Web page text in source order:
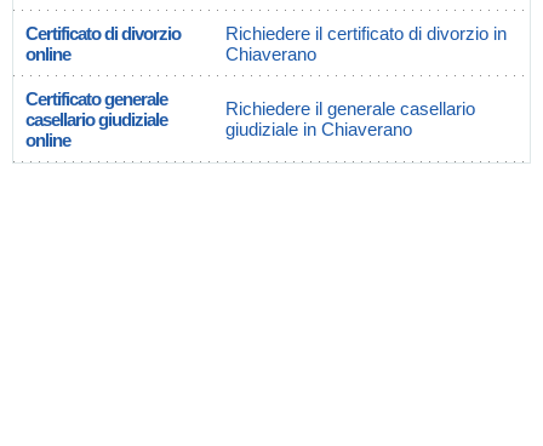
Certificato di divorzio
online
Richiedere il certificato di divorzio in
Chiaverano
Certificato generale
casellario giudiziale
online
Richiedere il generale casellario
giudiziale in Chiaverano